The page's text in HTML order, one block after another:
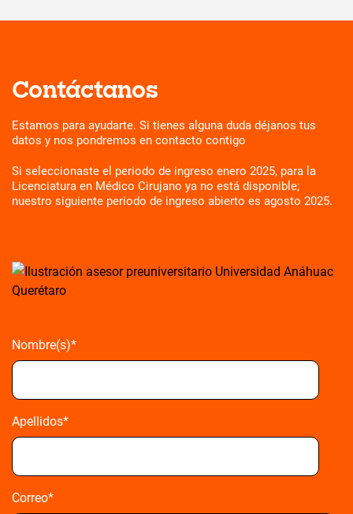
Contáctanos
Estamos para ayudarte. Si tienes alguna duda déjanos tus
datos y nos pondremos en contacto contigo
Si seleccionaste el periodo de ingreso enero 2025, para la
Licenciatura en Médico Cirujano ya no está disponible;
nuestro siguiente periodo de ingreso abierto es agosto 2025.
Nombre(s)*
Apellidos*
Correo*